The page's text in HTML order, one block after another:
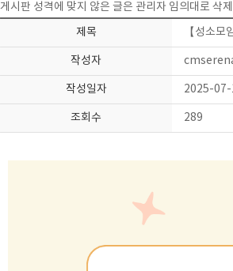
게시판 성격에 맞지 않은 글은 관리자 임의대로 삭
제목
【성소
작성자
작성일자 2025-
조회수 289